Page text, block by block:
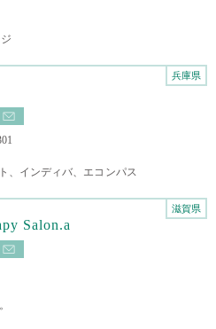
兵庫県
、インディバ、エコンパス
Salon.a
滋賀県